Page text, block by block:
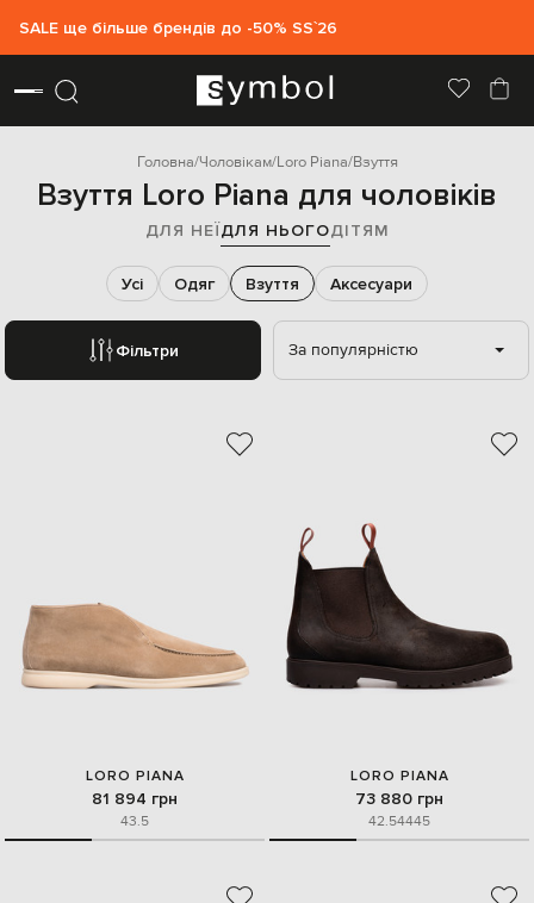
SALE ще більше брендів до -50% SS`26
Головна Чоловікам Loro Piana Взуття
Взуття Loro Piana для чоловіків
ДЛЯ НЕЇДЛЯ НЬОГОДІТЯМ
Фільтри
Усі Одяг Взуття Аксесуари
За популярністю
LORO PIANA
81 894 грн
43.5
LORO PIANA
73 880 грн
42.54445